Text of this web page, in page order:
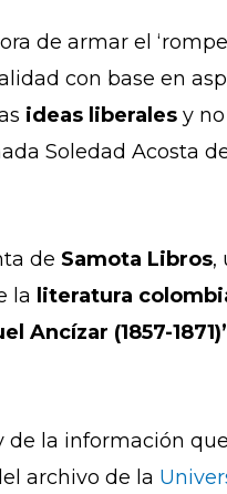
de armar el
con base en
ideas liberales y
Soledad Acosta
de Samota Libros,
la literatura
Ancízar (1857-1871)’
la información
archivo de la